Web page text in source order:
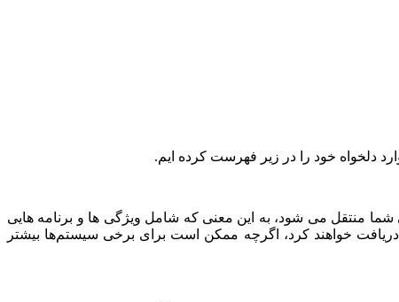
دلخواه خود را در زیر فهرست کرده ایم.
رایانه شخصی شما منتقل می شود، به این معنی که شامل ویژگی ها و برنامه هایی
11 اکثر ویژگی‌های به‌روزرسانی 2023 را تا 14 نوامبر دریافت خواهند کرد، اگرچه ممکن است برای برخی سیستم‌ها بیشتر